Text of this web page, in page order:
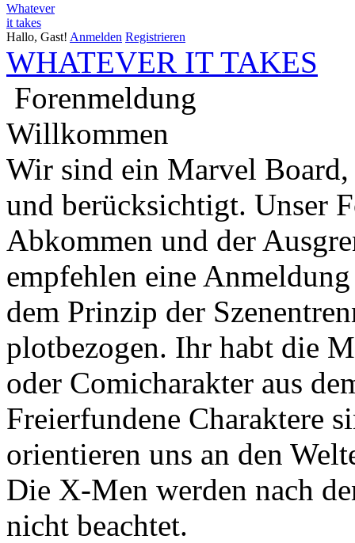
Whatever
it takes
Hallo, Gast! Anmelden Registrieren
WHATEVER IT TAKES
Forenmeldung
Willkommen
Wir sind ein Marvel
und berücksichtigt. Unser
Abkommen und der
empfehlen eine
dem Prinzip der
plotbezogen. Ihr habt die
oder Comicharakter aus
Freierfundene Charaktere
orientieren uns an den
Die X-Men werden nach
nicht beachtet.